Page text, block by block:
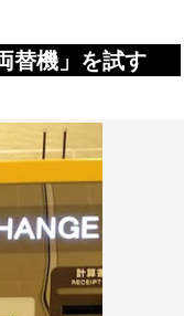
替機」を試す